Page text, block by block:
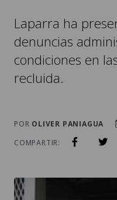
Laparra ha
denuncias
condiciones en
recluida.
POR OLIVER PANIAGUA
COMPARTIR: